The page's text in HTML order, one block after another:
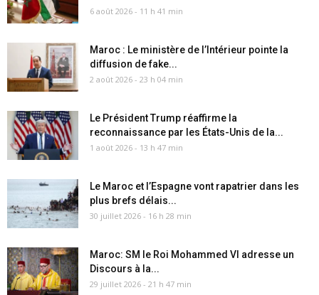
6 août 2026 - 11 h 41 min
Maroc : Le ministère de l’Intérieur pointe la
diffusion de fake...
2 août 2026 - 23 h 04 min
Le Président Trump réaffirme la
reconnaissance par les États-Unis de la...
1 août 2026 - 13 h 47 min
Le Maroc et l’Espagne vont rapatrier dans les
plus brefs délais...
30 juillet 2026 - 16 h 28 min
Maroc: SM le Roi Mohammed VI adresse un
Discours à la...
29 juillet 2026 - 21 h 47 min